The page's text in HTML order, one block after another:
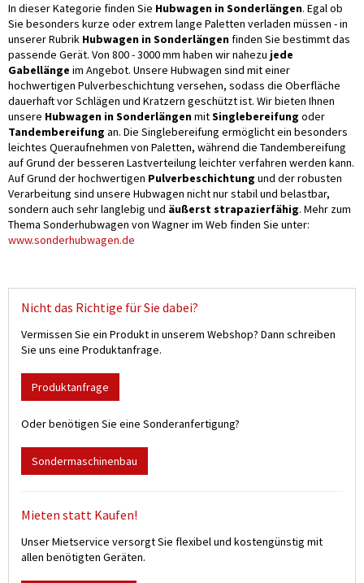
In dieser Kategorie finden Sie Hubwagen in Sonderlängen. Egal ob
Sie besonders kurze oder extrem lange Paletten verladen müssen - in
unserer Rubrik Hubwagen in Sonderlängenfinden Sie bestimmt das
passende Gerät. Von 800 - 3000 mm haben wir nahezu jede
Gabellänge im Angebot. Unsere Hubwagen sind mit einer
hochwertigen Pulverbeschichtung versehen, sodass die Oberfläche
dauerhaft vor Schlägen und Kratzern geschützt ist. Wir bieten Ihnen
unsere Hubwagen in SonderlängenmitSinglebereifung oder
Tandembereifung an. Die Singlebereifung ermöglicht ein besonders
leichtes Queraufnehmen von Paletten, während die Tandembereifung
auf Grund der besseren Lastverteilung leichter verfahren werden kann.
Auf Grund der hochwertigen Pulverbeschichtung und der robusten
Verarbeitung sind unsere Hubwagen nicht nur stabil und belastbar,
sondern auch sehr langlebig und äußerst strapazierfähig. Mehr zum
Thema Sonderhubwagen von Wagner im Web finden Sie unter:
www.sonderhubwagen.de
Nicht das Richtige für Sie dabei?
Vermissen Sie ein Produkt in unserem Webshop? Dann schreiben
Sie uns eine Produktanfrage.
Produktanfrage
Oder benötigen Sie eine Sonderanfertigung?
Sondermaschinenbau
Mieten statt Kaufen!
Unser Mietservice versorgt Sie flexibel und kostengünstig mit
allen benötigten Geräten.